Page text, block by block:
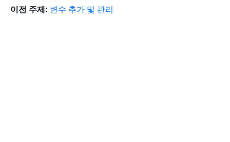
이전 주제: 변수 추가 및 관리